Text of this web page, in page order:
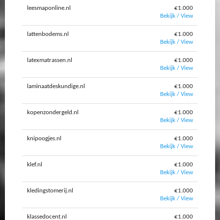
leesmaponline.nl
€1.000
Bekijk / View
lattenbodems.nl
€1.000
Bekijk / View
latexmatrassen.nl
€1.000
Bekijk / View
laminaatdeskundige.nl
€1.000
Bekijk / View
kopenzondergeld.nl
€1.000
Bekijk / View
knipoogjes.nl
€1.000
Bekijk / View
klef.nl
€1.000
Bekijk / View
kledingstomerij.nl
€1.000
Bekijk / View
klassedocent.nl
€1.000